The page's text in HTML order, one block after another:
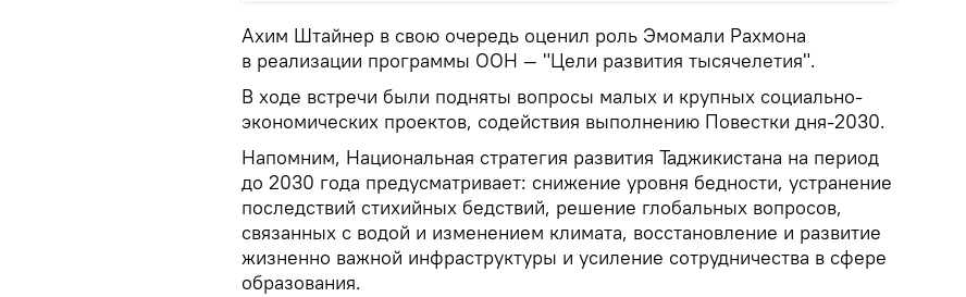
Ахим Штайнер в свою очередь оценил роль Эмомали Рахмона
в реализации программы ООН — "Цели развития тысячелетия".
В ходе встречи были подняты вопросы малых и крупных социально-
экономических проектов, содействия выполнению Повестки дня-2030.
Напомним, Национальная стратегия развития Таджикистана на период
до 2030 года предусматривает: снижение уровня бедности, устранение
последствий стихийных бедствий, решение глобальных вопросов,
связанных с водой и изменением климата, восстановление и развитие
жизненно важной инфраструктуры и усиление сотрудничества в сфере
образования.